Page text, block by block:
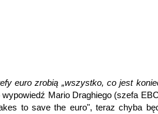
euro zrobią „wszystko, co jest
wypowiedź Mario Draghiego (szefa
to save the euro", teraz chyba